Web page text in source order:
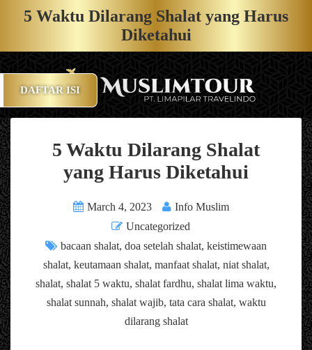
5 Waktu Dilarang Shalat yang Harus
Diketahui
5 Waktu Dilarang Shalat
yang Harus Diketahui
March 4, 2023
Info Muslim
Uncategorized
bacaan shalat, doa setelah shalat, keistimewaan
shalat, keutamaan shalat, manfaat shalat, niat shalat,
shalat, shalat 5 waktu, shalat fardhu, shalat lima waktu,
shalat sunnah, shalat wajib, tata cara shalat, waktu
dilarang shalat
DAFTAR ISI